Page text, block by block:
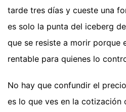
tarde tres días y cueste una
es solo la punta del iceberg
que se resiste a morir porque
rentable para quienes lo
No hay que confundir el
es lo que ves en la cotización